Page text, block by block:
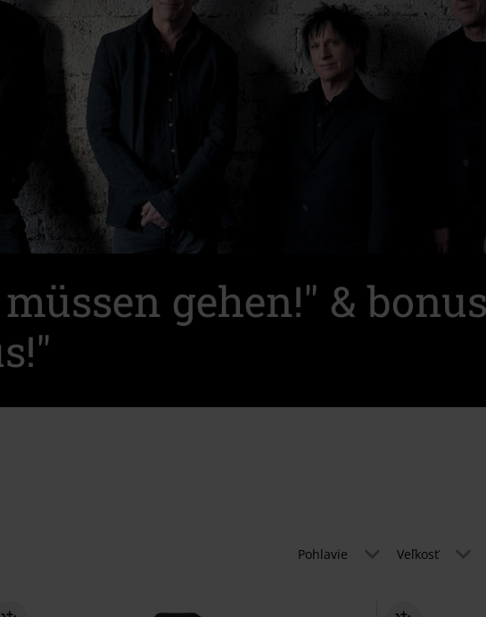
gehen!" &
Pohlavie Veľkosť